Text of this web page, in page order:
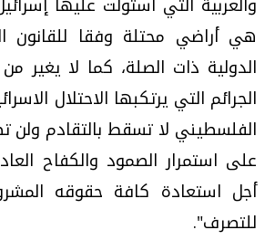
هي أراضي محتلة وفقا للقانون
الدولية ذات الصلة، كما لا يغير
الجرائم التي يرتكبها الاحتلال
الفلسطيني لا تسقط بالتقادم
على استمرار الصمود والكفاح
أجل استعادة كافة حقوقه
للتصرف".